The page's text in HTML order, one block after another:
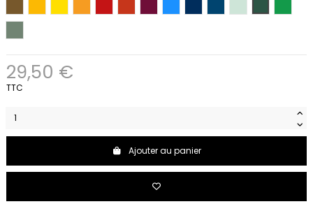
29,50 €
TTC
Ajouter au panier